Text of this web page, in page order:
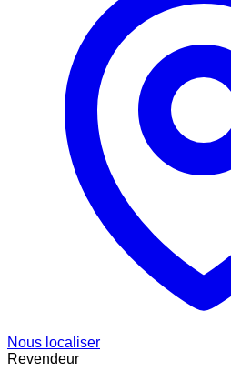
Nous localiser
Revendeur